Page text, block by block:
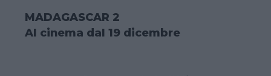
MADAGASCAR 2
Al cinema dal 19 dicembre